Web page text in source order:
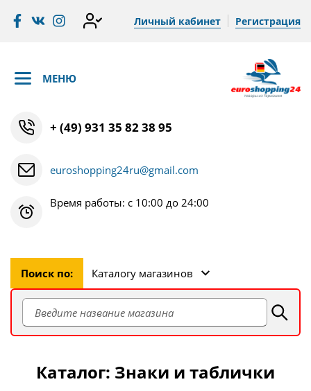
Личный кабинет Регистрация
МЕНЮ
+ (49) 931 35 82 38 95
euroshopping24ru@gmail.com
Время работы: с 10:00 до 24:00
Поиск по: Каталогу магазинов
Каталог: Знаки и таблички